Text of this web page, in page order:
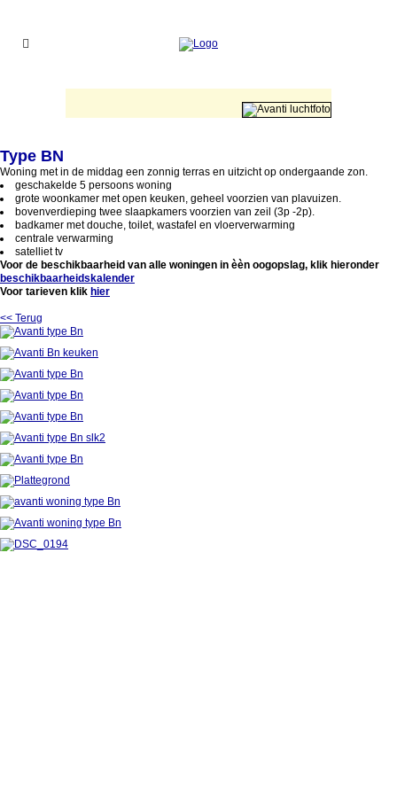
Type BN
Woning met in de middag een zonnig terras en uitzicht op ondergaande zon.
geschakelde 5 persoons woning
grote woonkamer met open keuken, geheel voorzien van plavuizen.
bovenverdieping twee slaapkamers voorzien van zeil (3p -2p).
badkamer met douche, toilet, wastafel en vloerverwarming
centrale verwarming
satelliet tv
Voor de beschikbaarheid van alle woningen in èèn oogopslag, klik hieronder
beschikbaarheidskalender
Voor tarieven klik hier
<< Terug